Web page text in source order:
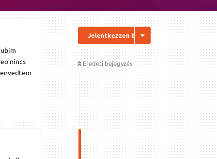
Jelentkezzen be a válaszhoz
Eredeti bejegyzés
nincs